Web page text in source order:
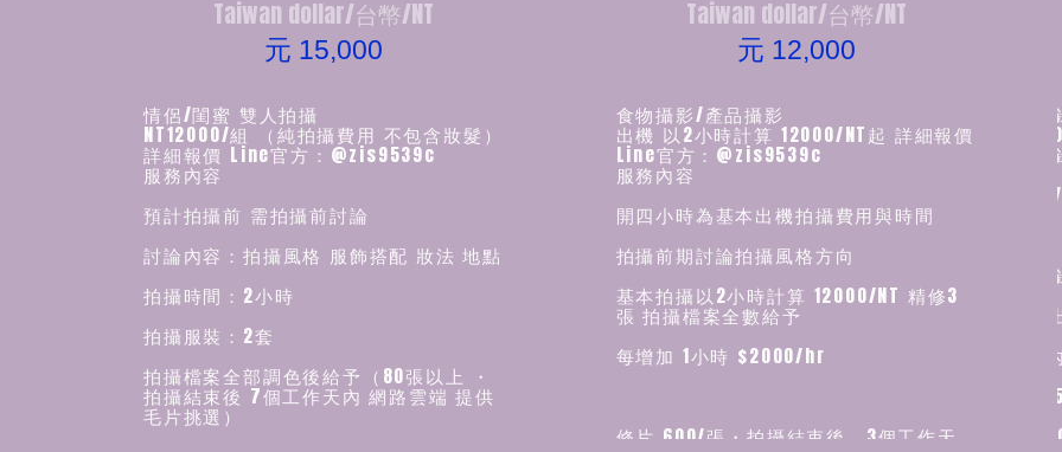
Taiwan dollar/台幣/NT
元 15,000
情侶/閨蜜 雙人拍攝
NT12000/組 （純拍攝費用 不包含妝髮）
詳細報價 Line官方：@zis9539c
服務內容
預計拍攝前 需拍攝前討論
討論內容：拍攝風格 服飾搭配 妝法 地點
拍攝時間：2小時
拍攝服裝：2套
拍攝檔案全部調色後給予（80張以上 ・
拍攝結束後 7個工作天內 網路雲端 提供
毛片挑選）
Taiwan dollar/台幣/NT
元 12,000
食物攝影/產品攝影
出機 以2小時計算 12000/NT起 詳細報價
Line官方：@zis9539c
服務內容
開四小時為基本出機拍攝費用與時間
拍攝前期討論拍攝風格方向
基本拍攝以2小時計算 12000/NT 精修3
張 拍攝檔案全數給予
每增加 1小時 $2000/hr
修片 600/張・拍攝結束後，3個工作天
活動紀
活動
活動
1小
4小時
6小時
8小